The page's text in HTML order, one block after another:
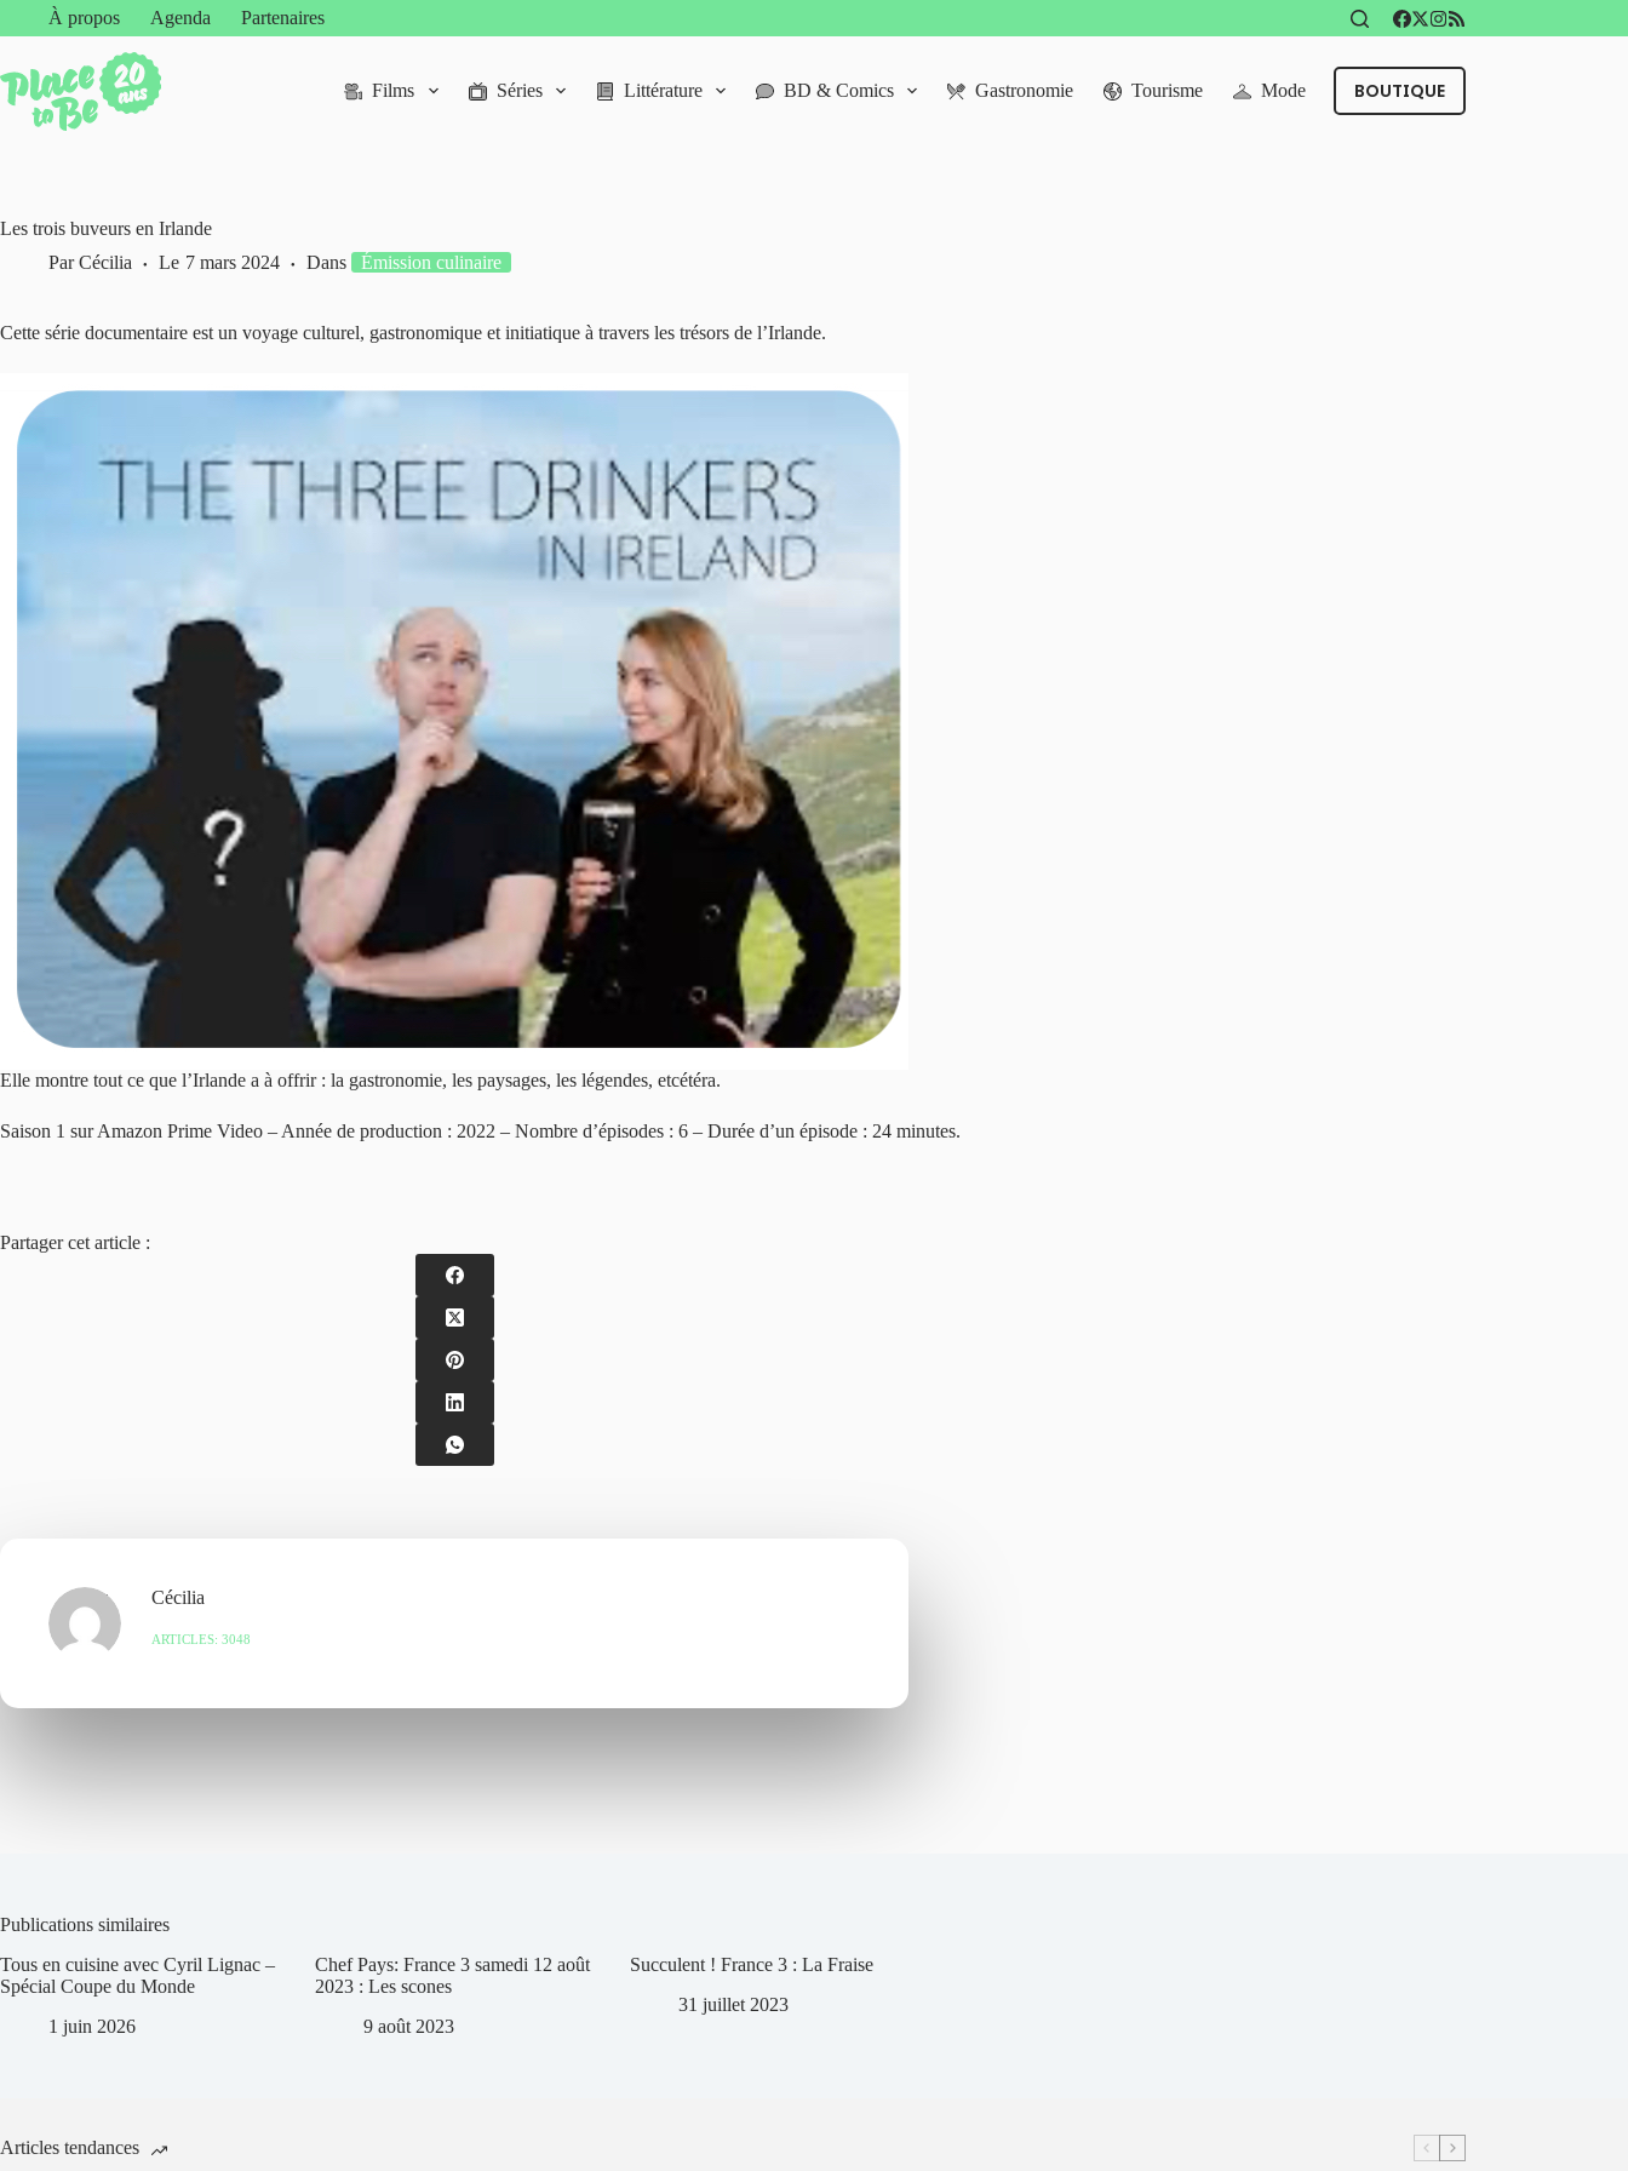
À propos Agenda Partenaires
Films Séries Littérature BD & Comics Gastronomie Tourisme Mode BOUTIQUE
Les trois buveurs en Irlande
Par Cécilia Le 7 mars 2024 Dans Émission culinaire
Cette série documentaire est un voyage culturel, gastronomique et initiatique à travers les trésors de l’Irlande.
Elle montre tout ce que l’Irlande a à offrir : la gastronomie, les paysages, les légendes, etcétéra.
Saison 1 sur Amazon Prime Video – Année de production : 2022 – Nombre d’épisodes : 6 – Durée d’un épisode : 24 minutes.
Partager cet article :
Cécilia
ARTICLES: 3048
Publications similaires
Tous en cuisine avec Cyril Lignac –
Spécial Coupe du Monde
1 juin 2026
Chef Pays: France 3 samedi 12 août
2023 : Les scones
9 août 2023
Succulent ! France 3 : La Fraise
31 juillet 2023
Articles tendances